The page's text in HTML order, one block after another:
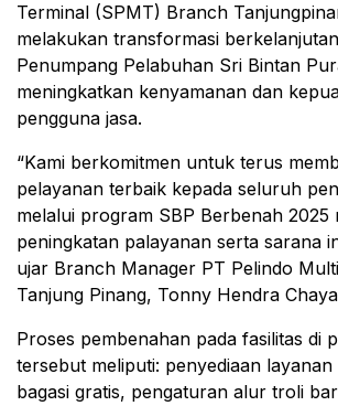
Terminal (SPMT) Branch
melakukan transformasi
Penumpang Pelabuhan Sri Bintan
meningkatkan kenyamanan dan
pengguna jasa.
“Kami berkomitmen untuk terus
pelayanan terbaik kepada seluruh
melalui program SBP Berbenah 2025
peningkatan palayanan serta sarana
ujar Branch Manager PT Pelindo
Tanjung Pinang, Tonny Hendra
Proses pembenahan pada fasilitas di
tersebut meliputi: penyediaan
bagasi gratis, pengaturan alur troli